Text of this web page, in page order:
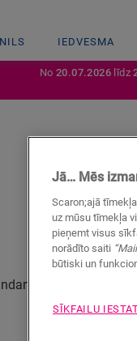
IEDVESMA
No 20.07.2026līdz
7 mm dēļiem
Jā… Mēs
Scaron;ajā
uz mūsu tīmekļa
pieņemt visus
norādīto saiti
būtiski un
SĪKFAILU